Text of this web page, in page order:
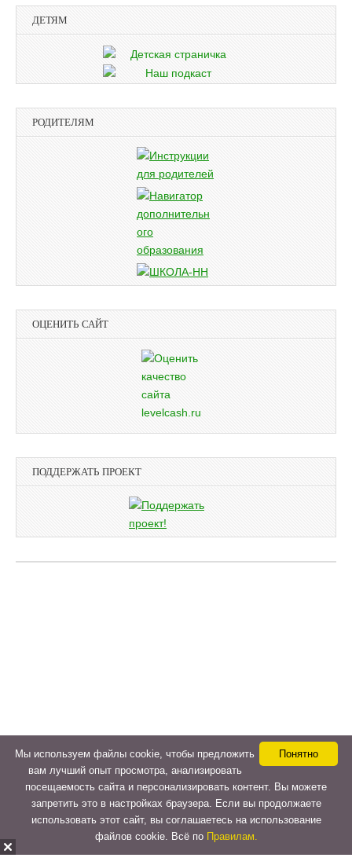
ДЕТЯМ
РОДИТЕЛЯМ
ОЦЕНИТЬ САЙТ
ПОДДЕРЖАТЬ ПРОЕКТ
Понятно
Мы используем файлы cookie, чтобы предложить
вам лучший опыт просмотра, анализировать
посещаемость сайта и персонализировать контент. Вы можете
запретить это в настройках браузера. Если вы продолжаете
использовать этот сайт, вы соглашаетесь на использование
файлов cookie. Всё по Правилам.